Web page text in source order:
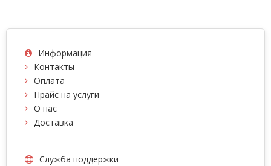
Информация
Контакты
Оплата
Прайс на услуги
О нас
Доставка
Служба поддержки